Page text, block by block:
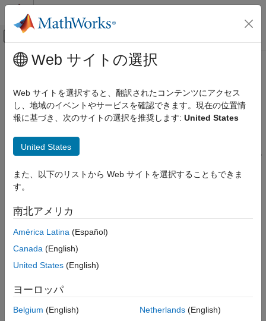
コンテンツへスキップ
オフキャンバス ナビゲーション メ
ドキュメンテーションのホーム
MATLAB Report Generator
Report Generator の開発
項目一覧
レポート生成メッセージ
進行状況メッセージの作成と表示
参考
メインコンテンツ
進行状況とデバッガー メッセージ
の表示
レポート生成メッセージ
DOM API には、レポート生成時に表示できる一連のメッセージ
が含まれています。このメッセージは、レポート生成中にドキュ
追加のメッセージを定義して、レポート生成中に表示できます。
されています。
DebugMessage
WarningMessage
ErrorMessage
Web サイトの選択
Web サイトを選択すると、翻訳されたコンテンツにアクセス
し、地域のイベントやサービスを確認できます。現在の位置情
報に基づき、次のサイトの選択を推奨します: United States
United States
また、以下のリストから Web サイトを選択することもできま
す。
南北アメリカ
América Latina (Español)
Canada (English)
United States (English)
ヨーロッパ
Belgium (English)
Netherlands(English)